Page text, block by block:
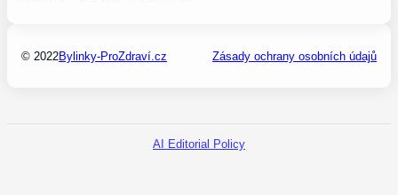
© 2022Bylinky-ProZdraví.cz Zásady ochrany osobních údajů
AI Editorial Policy